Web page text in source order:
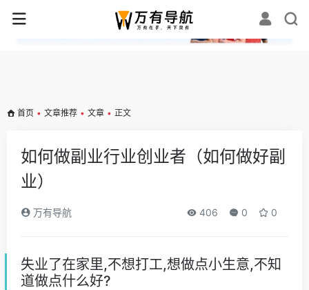
✕
首页 • 文章推荐 • 文章 • 正文
如何做副业行业创业者（如何做好副
业）
万有导航 406 0 0
失业了在家里,不想打工,想做点小生意,不知
道做点什么好?